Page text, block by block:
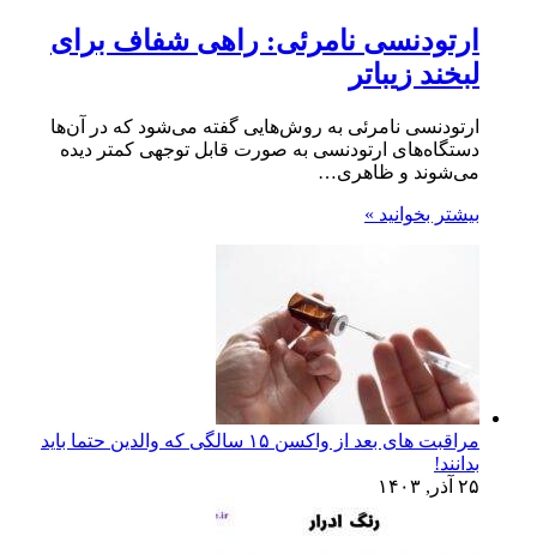
ارتودنسی نامرئی: راهی شفاف برای
لبخند زیباتر
ارتودنسی نامرئی به روش‌هایی گفته می‌شود که در آن‌ها
دستگاه‌های ارتودنسی به صورت قابل توجهی کمتر دیده
می‌شوند و ظاهری…
بیشتر بخوانید »
مراقبت های بعد از واکسن ۱۵ سالگی که والدین حتما باید
بدانند!
۲۵ آذر, ۱۴۰۳